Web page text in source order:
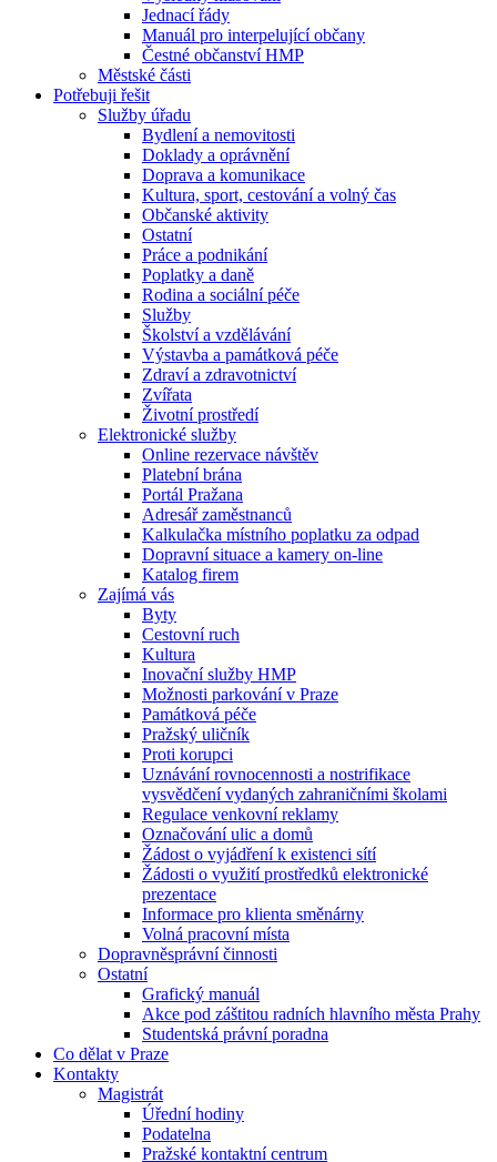
Jednací řády
Manuál pro interpelující občany
Čestné občanství HMP
Městské části
Potřebuji řešit
Služby úřadu
Bydlení a nemovitosti
Doklady a oprávnění
Doprava a komunikace
Kultura, sport, cestování a volný čas
Občanské aktivity
Ostatní
Práce a podnikání
Poplatky a daně
Rodina a sociální péče
Služby
Školství a vzdělávání
Výstavba a památková péče
Zdraví a zdravotnictví
Zvířata
Životní prostředí
Elektronické služby
Online rezervace návštěv
Platební brána
Portál Pražana
Adresář zaměstnanců
Kalkulačka místního poplatku za odpad
Dopravní situace a kamery on-line
Katalog firem
Zajímá vás
Byty
Cestovní ruch
Kultura
Inovační služby HMP
Možnosti parkování v Praze
Památková péče
Pražský uličník
Proti korupci
Uznávání rovnocennosti a nostrifikace
vysvědčení vydaných zahraničními školami
Regulace venkovní reklamy
Označování ulic a domů
Žádost o vyjádření k existenci sítí
Žádosti o využití prostředků elektronické
prezentace
Informace pro klienta směnárny
Volná pracovní místa
Dopravněsprávní činnosti
Ostatní
Grafický manuál
Akce pod záštitou radních hlavního města Prahy
Studentská právní poradna
Co dělat v Praze
Kontakty
Magistrát
Úřední hodiny
Podatelna
Pražské kontaktní centrum